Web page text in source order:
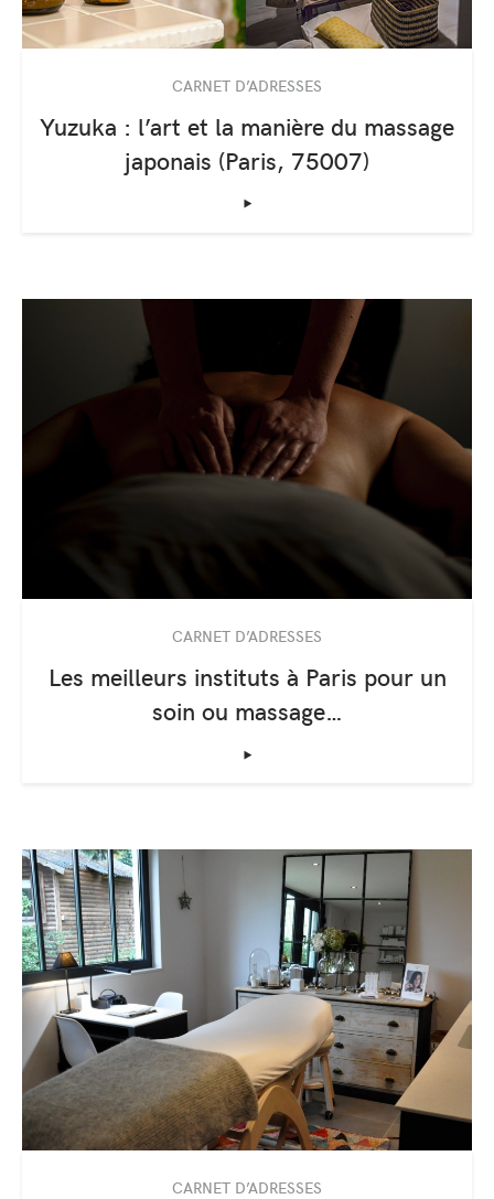
CARNET D’ADRESSES
Yuzuka : l’art et la manière du massage
japonais (Paris, 75007)
‣
CARNET D’ADRESSES
Les meilleurs instituts à Paris pour un
soin ou massage…
‣
CARNET D’ADRESSES